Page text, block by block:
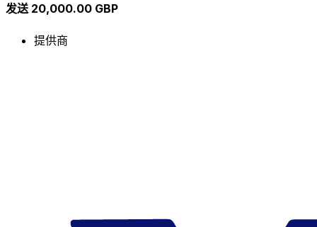
发送 20,000.00 GBP
提供商